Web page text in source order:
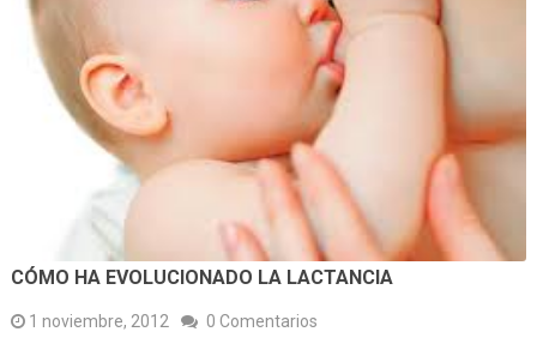
CÓMO HA EVOLUCIONADO LA LACTANCIA
1 noviembre, 2012 0 Comentarios